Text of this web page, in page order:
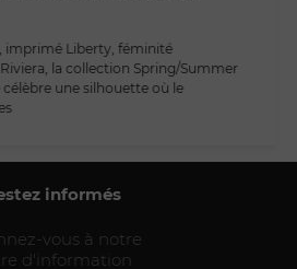
imprimé Liberty, féminité
la collection Spring/Summer
célèbre une silhouette où le
informés
vous à notre
d'information